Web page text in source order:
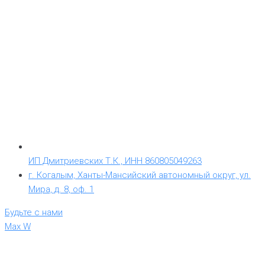
ИП Дмитриевских Т.К., ИНН 860805049263
г. Когалым, Ханты-Мансийский автономный округ, ул.
Мира, д. 8, оф. 1
Будьте с нами
Max W